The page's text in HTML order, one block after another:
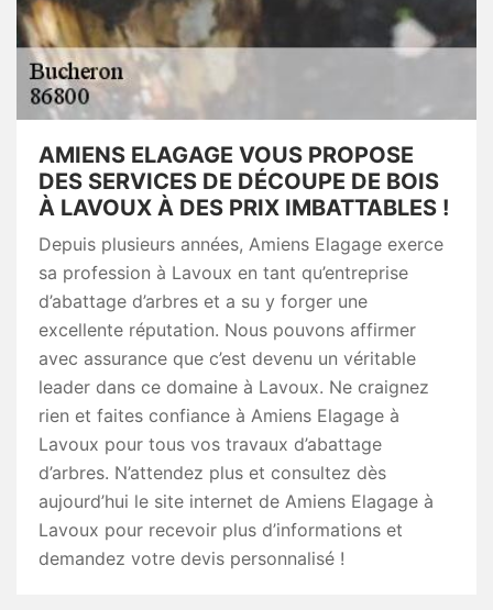
AMIENS ELAGAGE VOUS PROPOSE
DES SERVICES DE DÉCOUPE DE BOIS
À LAVOUX À DES PRIX IMBATTABLES !
Depuis plusieurs années, Amiens Elagage exerce
sa profession à Lavoux en tant qu’entreprise
d’abattage d’arbres et a su y forger une
excellente réputation. Nous pouvons affirmer
avec assurance que c’est devenu un véritable
leader dans ce domaine à Lavoux. Ne craignez
rien et faites confiance à Amiens Elagage à
Lavoux pour tous vos travaux d’abattage
d’arbres. N’attendez plus et consultez dès
aujourd’hui le site internet de Amiens Elagage à
Lavoux pour recevoir plus d’informations et
demandez votre devis personnalisé !